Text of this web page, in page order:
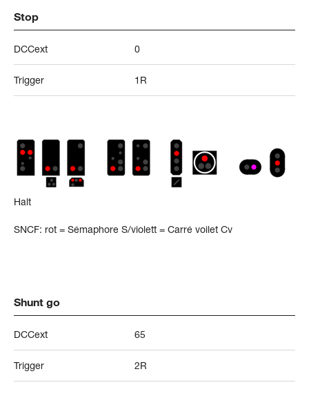
Stop
DCCext 0
Trigger 1R
Halt
SNCF: rot = Sémaphore S/violett = Carré voilet Cv
Shunt go
DCCext 65
Trigger 2R